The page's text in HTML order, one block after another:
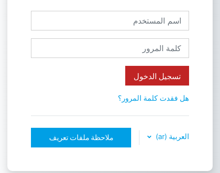
اسم المستخدم
كلمة المرور
تسجيل الدخول
هل فقدت كلمة المرور؟
العربية ‎(ar)‎ ملاحظة ملفات تعريف